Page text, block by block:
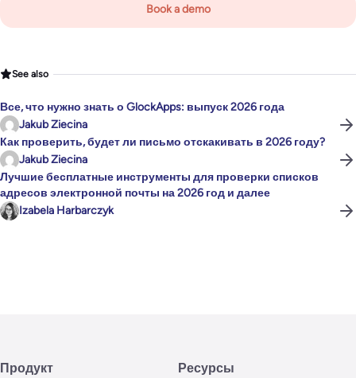
Book a demo
See also
Все, что нужно знать о GlockApps: выпуск 2026 года
Jakub Ziecina
Как проверить, будет ли письмо отскакивать в 2026 году?
Jakub Ziecina
Лучшие бесплатные инструменты для проверки списков
адресов электронной почты на 2026 год и далее
Izabela Harbarczyk
Продукт Ресурсы